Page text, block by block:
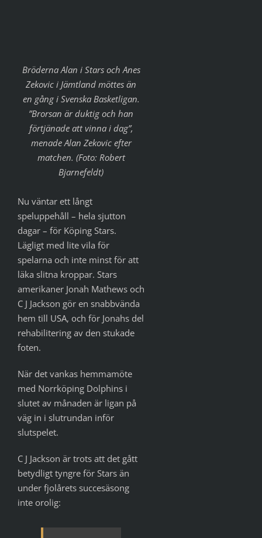
Bröderna Alan i Stars och Anes
Zekovic i Jämtland möttes än
en gång i Svenska Basketligan.
”Brorsan är duktig och han
förtjänade att vinna i dag”,
menade Alan Zekovic efter
matchen. (Foto: Robert
Bjarnefeldt)
Nu väntar ett långt
speluppehåll – hela sjutton
dagar – för Köping Stars.
Lägligt med lite vila för
spelarna och inte minst för att
läka slitna kroppar. Stars
amerikaner Jonah Mathews och
C J Jackson gör en snabbvända
hem till USA, och för Jonahs del
rehabilitering av den stukade
foten.
När det vankas hemmamöte
med Norrköping Dolphins i
slutet av månaden är ligan på
väg in i slutrundan inför
slutspelet.
C J Jackson är trots att det gått
betydligt tyngre för Stars än
under fjolårets succesäsong
inte orolig: